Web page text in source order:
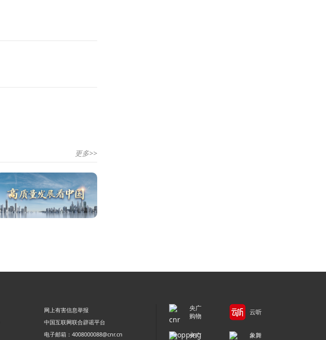
更多>>
网上有害信息举报
中国互联网联合辟谣平台
电子邮箱：4008000088@cnr.cn
央广
购物
云听
央广
象舞